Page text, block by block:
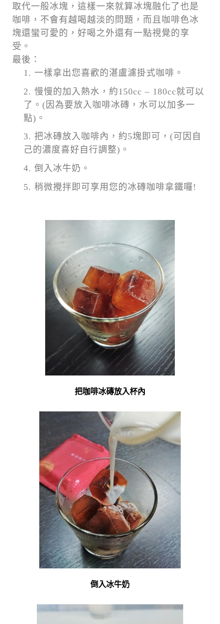
取代一般冰塊，這樣一來就算冰塊融化了也是
咖啡，不會有越喝越淡的問題，而且咖啡色冰
塊還蠻可愛的，好喝之外還有一點視覺的享
受。
最後：
一樣拿出您喜歡的湛盧濾掛式咖啡。
慢慢的加入熱水，約150cc – 180cc就可以
了。(因為要放入咖啡冰磚，水可以加多一
點)。
把冰磚放入咖啡內，約5塊即可，(可因自
己的濃度喜好自行調整)。
倒入冰牛奶。
稍微攪拌即可享用您的冰磚咖啡拿鐵囉!
把咖啡冰磚放入杯內
倒入冰牛奶